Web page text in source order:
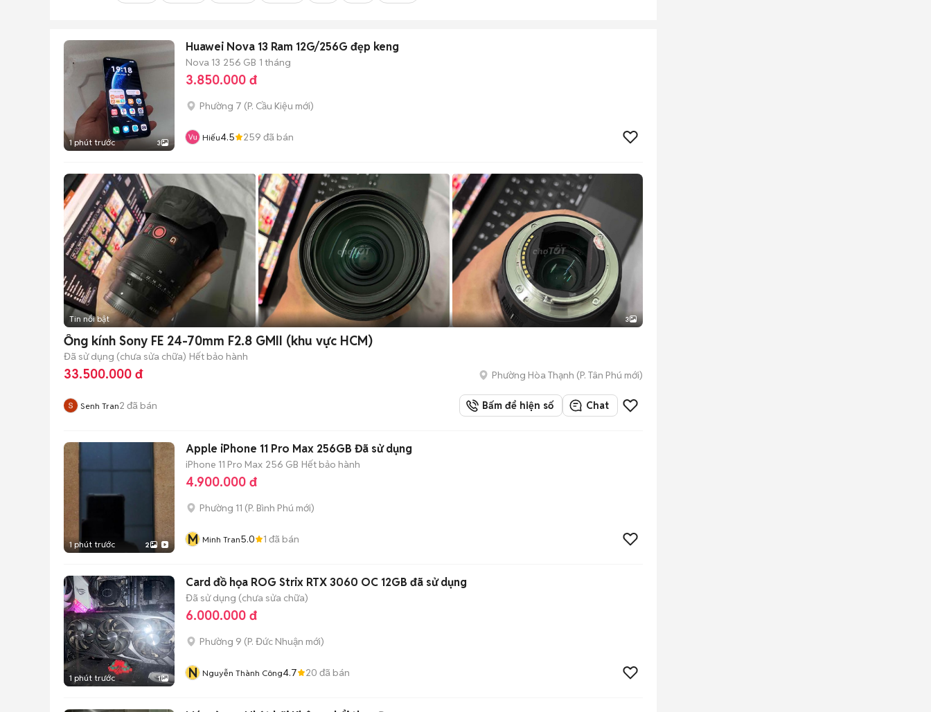
1 phút trước 3
Huawei Nova 13 Ram 12G/256G đẹp keng
Nova 13 256 GB 1 tháng
3.850.000 đ
Phường 7 (P. Cầu Kiệu mới)
Hiếu4.5 259 đã bán
Tin nổi bật 3
Ống kính Sony FE 24-70mm F2.8 GMII (khu vực HCM)
Đã sử dụng (chưa sửa chữa) Hết bảo hành
33.500.000 đ Phường Hòa Thạnh (P. Tân Phú mới)
Senh Tran2 đã bán Bấm để hiện số Chat
1 phút trước 2
Apple iPhone 11 Pro Max 256GB Đã sử dụng
iPhone 11 Pro Max 256 GB Hết bảo hành
4.900.000 đ
Phường 11 (P. Bình Phú mới)
M Minh Tran5.0 1 đã bán
1 phút trước 1
Card đồ họa ROG Strix RTX 3060 OC 12GB đã sử dụng
Đã sử dụng (chưa sửa chữa)
6.000.000 đ
Phường 9 (P. Đức Nhuận mới)
N Nguyễn Thành Công4.7 20 đã bán